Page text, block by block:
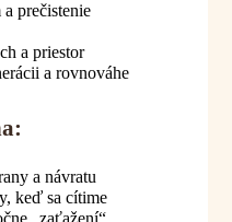
prečistenie
a priestor
a rovnováhe
a návratu
keď sa cítime
„zaťažení“.